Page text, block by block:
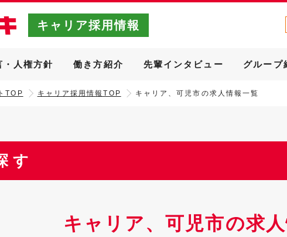
キャリア採用情報
・人権方針 働き方紹介 先輩インタビュー グループ
TOP キャリア採用情報TOP キャリア、可児市の求人情報一覧
す
キャリア、可児市の求